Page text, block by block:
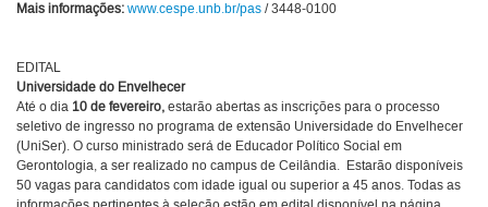
Mais informações: www.cespe.unb.br/pas / 3448-0100
EDITAL
Universidade do Envelhecer
Até o dia 10 de fevereiro, estarão abertas as inscrições para o processo
seletivo de ingresso no programa de extensão Universidade do Envelhecer
(UniSer). O curso ministrado será de Educador Político Social em
Gerontologia, a ser realizado no campus de Ceilândia. Estarão disponíveis
50 vagas para candidatos com idade igual ou superior a 45 anos. Todas as